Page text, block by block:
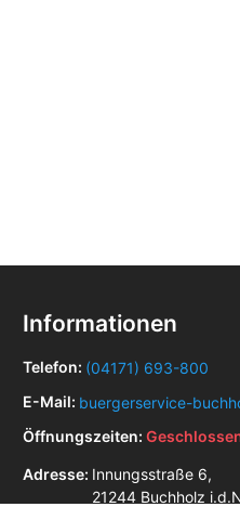
Informationen
Telefon: (04171) 693-800
E-Mail: buergerservice-
Öffnungszeiten:
Adresse: Innungsstraße 6,
21244 Buchholz